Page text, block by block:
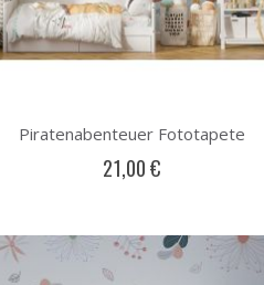
Piratenabenteuer Fototapete
21,00 €